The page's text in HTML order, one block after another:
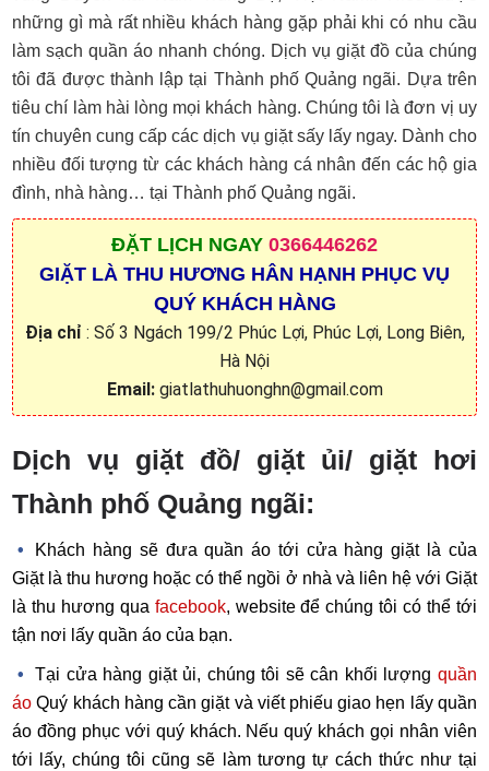
những gì mà rất nhiều khách hàng gặp phải khi có nhu cầu
làm sạch quần áo nhanh chóng. Dịch vụ giặt đồ của chúng
tôi đã được thành lập tại Thành phố Quảng ngãi. Dựa trên
tiêu chí làm hài lòng mọi khách hàng. Chúng tôi là đơn vị uy
tín chuyên cung cấp các dịch vụ giặt sấy lấy ngay. Dành cho
nhiều đối tượng từ các khách hàng cá nhân đến các hộ gia
đình, nhà hàng… tại Thành phố Quảng ngãi.
ĐẶT LỊCH NGAY 0366446262
GIẶT LÀ THU HƯƠNG HÂN HẠNH PHỤC VỤ
QUÝ KHÁCH HÀNG
Địa chỉ : Số 3 Ngách 199/2 Phúc Lợi, Phúc Lợi, Long Biên,
Hà Nội
Email:giatlathuhuonghn@gmail.com
Dịch vụ giặt đồ/ giặt ủi/ giặt hơi
Thành phố Quảng ngãi:
Khách hàng sẽ đưa quần áo tới cửa hàng giặt là của
Giặt là thu hương hoặc có thể ngồi ở nhà và liên hệ với Giặt
là thu hương qua facebook, website để chúng tôi có thể tới
tận nơi lấy quần áo của bạn.
Tại cửa hàng giặt ủi, chúng tôi sẽ cân khối lượng quần
áo Quý khách hàng cần giặt và viết phiếu giao hẹn lấy quần
áo đồng phục với quý khách. Nếu quý khách gọi nhân viên
tới lấy, chúng tôi cũng sẽ làm tương tự cách thức như tại